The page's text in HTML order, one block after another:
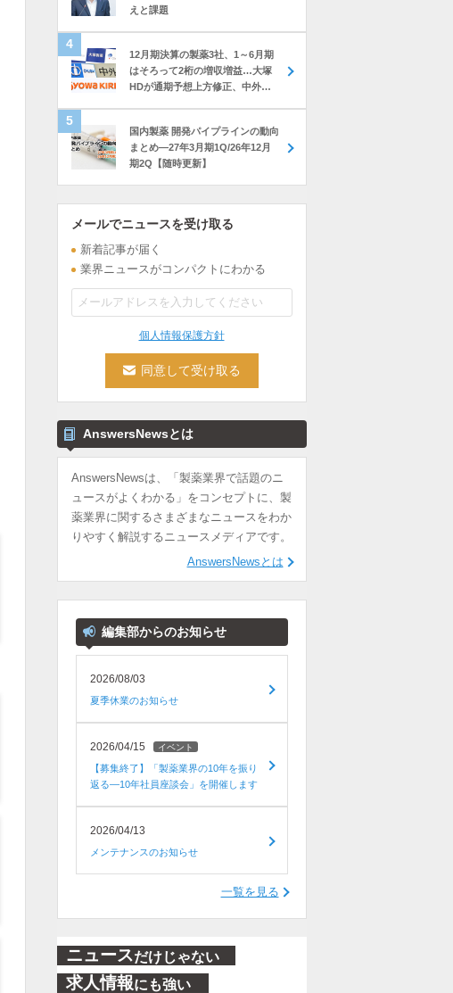
えと課題
12月期決算の製薬3社、1～6月期
はそろって2桁の増収増益…大塚
HDが通期予想上方修正、中外も
国内製薬 開発パイプラインの動向
まとめ―27年3月期1Q/26年12月
期2Q【随時更新】
メールでニュースを受け取る
新着記事が届く
業界ニュースがコンパクトにわかる
個人情報保護方針
AnswersNewsとは
AnswersNewsは、「製薬業界で話題のニ
ュースがよくわかる」をコンセプトに、製
薬業界に関するさまざまなニュースをわか
りやすく解説するニュースメディアです。
AnswersNewsとは
編集部からのお知らせ
2026/08/03
夏季休業のお知らせ
2026/04/15 イベント
【募集終了】「製薬業界の10年を振り
返る―10年社員座談会」を開催します
2026/04/13
メンテナンスのお知らせ
一覧を見る
ニュースだけじゃない
求人情報にも強い